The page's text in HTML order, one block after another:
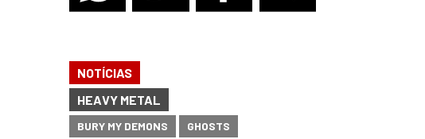
NOTÍCIAS
HEAVY METAL
BURY MY DEMONS
GHOSTS